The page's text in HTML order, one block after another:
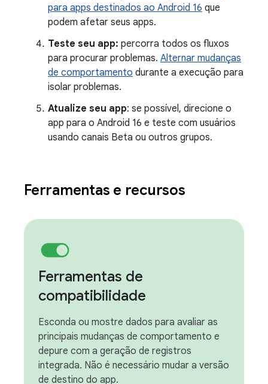
para apps destinados ao Android 16 que
podem afetar seus apps.
Teste seu app: percorra todos os fluxos
para procurar problemas. Alternar mudanças
de comportamento durante a execução para
isolar problemas.
Atualize seu app: se possível, direcione o
app para o Android 16 e teste com usuários
usando canais Beta ou outros grupos.
Ferramentas e recursos
Ferramentas de
compatibilidade
Esconda ou mostre dados para avaliar as
principais mudanças de comportamento e
depure com a geração de registros
integrada. Não é necessário mudar a versão
de destino do app.